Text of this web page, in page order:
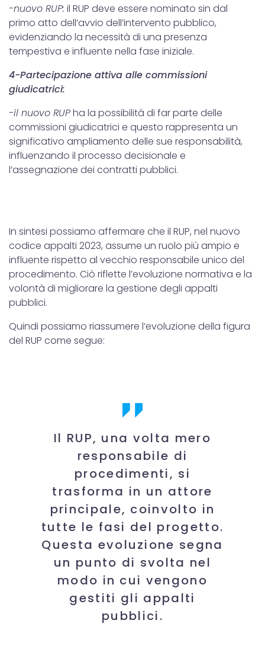
-nuovo RUP: il RUP deve essere nominato sin dal
primo atto dell’avvio dell’intervento pubblico,
evidenziando la necessità di una presenza
tempestiva e influente nella fase iniziale.
4-Partecipazione attiva alle commissioni
giudicatrici:
-il nuovo RUPha la possibilità di far parte delle
commissioni giudicatrici e questo rappresenta un
significativo ampliamento delle sue responsabilità,
influenzando il processo decisionale e
l’assegnazione dei contratti pubblici.
In sintesi possiamo affermare che il RUP, nel nuovo
codice appalti 2023, assume un ruolo più ampio e
influente rispetto al vecchio responsabile unico del
procedimento. Ciò riflette l’evoluzione normativa e la
volontà di migliorare la gestione degli appalti
pubblici.
Quindi possiamo riassumere l’evoluzione della figura
del RUP come segue:
Il RUP, una volta mero
responsabile di
procedimenti, si
trasforma in un attore
principale, coinvolto in
tutte le fasi del progetto.
Questa evoluzione segna
un punto di svolta nel
modo in cui vengono
gestiti gli appalti
pubblici.